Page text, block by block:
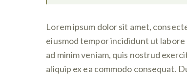
Lorem ipsum dolor sit amet,
eiusmod tempor incididunt ut labore
ad minim veniam, quis nostrud
aliquip ex ea commodo consequat.